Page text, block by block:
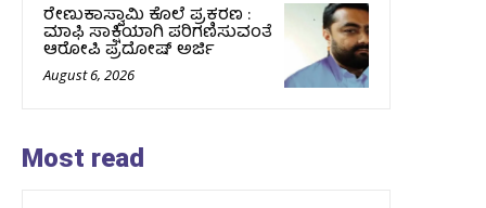
ರೇಣುಕಾಸ್ವಾಮಿ ಕೊಲೆ ಪ್ರಕರಣ :
ಮಾಫಿ ಸಾಕ್ಷಿಯಾಗಿ ಪರಿಗಣಿಸುವಂತೆ
ಆರೋಪಿ ಪ್ರದೋಷ್‌ ಅರ್ಜಿ
August 6, 2026
Most read